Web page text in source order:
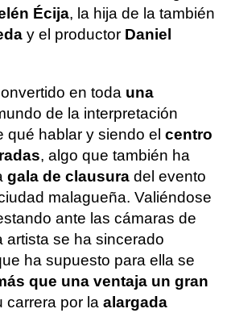
Écija, la hija de la también
y el productor Daniel
en toda una
de la interpretación
qué hablar y siendo el centro
, algo que también ha
gala de clausura del evento
malagueña. Valiéndose
ante las cámaras de
artista se ha sincerado
ha supuesto para ella se
que una ventaja un gran
carrera por la alargada